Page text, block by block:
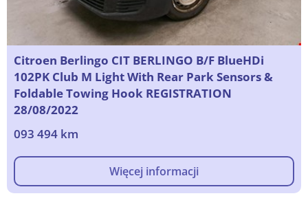
Citroen Berlingo CIT BERLINGO B/F BlueHDi
102PK Club M Light With Rear Park Sensors &
Foldable Towing Hook REGISTRATION
28/08/2022
093 494 km
Więcej informacji